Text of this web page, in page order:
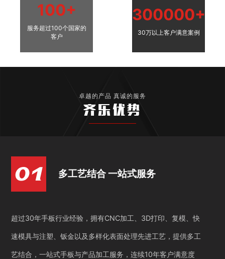
100+
服务超过100个国家的
客户
300000+
30万以上客户满意案例
卓越的产品 真诚的服务
齐乐优势
多工艺结合 一站式服务
超过30年手板行业经验，拥有CNC加工、3D打印、复模、快
速模具与注塑、钣金以及多样化表面处理先进工艺，提供多工
艺结合，一站式手板与产品加工服务，连续10年客户满意度